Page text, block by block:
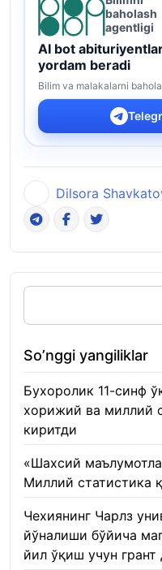
baholash
agentligi
AI bot
yordam beradi
Bilim va malakalarni
Dilsora
So’nggi yangiliklar
Бухоролик 11-синф
хорижий ва миллий
киритди
«Шахсий
Миллий статистика
Чехиянинг Чарлз
йўналиши бўйича
йил ўқиш учун грант